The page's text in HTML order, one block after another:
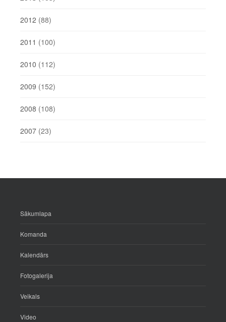
2012 (88)
2011 (100)
2010 (112)
2009 (152)
2008 (108)
2007 (23)
Sākumlapa
Komanda
Kalendārs
Fotogalerija
Veikals
Video